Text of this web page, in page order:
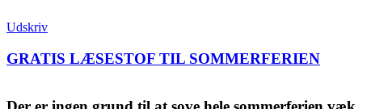
Udskriv
GRATIS LÆSESTOF TIL SOMMERFERIEN